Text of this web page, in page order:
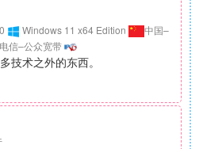
Windows 11 x64 Edition
中国–
信–公众宽带
技术之外的东西。